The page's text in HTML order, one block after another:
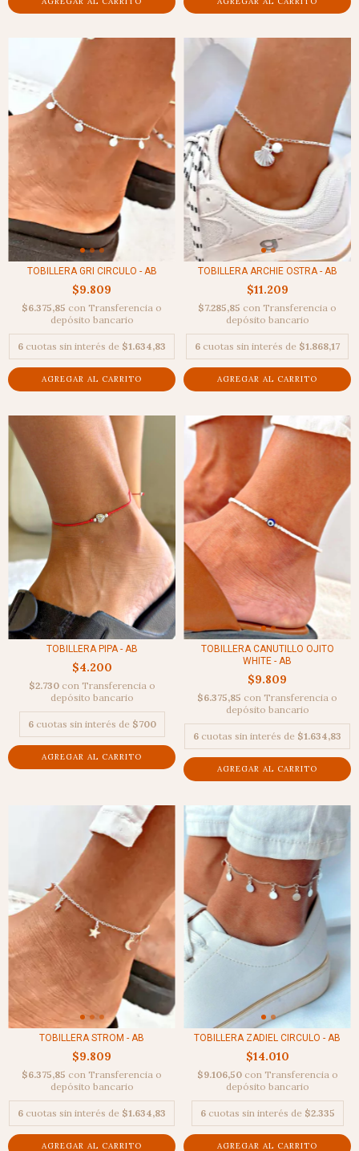
TOBILLERA GRI CIRCULO - AB
$9.809
$6.375,85 con Transferencia o
depósito bancario
6 cuotas sin interés de $1.634,83
TOBILLERA ARCHIE OSTRA - AB
$11.209
$7.285,85 con Transferencia o
depósito bancario
6 cuotas sin interés de $1.868,17
TOBILLERA PIPA - AB
$4.200
$2.730 con Transferencia o
depósito bancario
6 cuotas sin interés de $700
TOBILLERA CANUTILLO OJITO
WHITE - AB
$9.809
$6.375,85 con Transferencia o
depósito bancario
6 cuotas sin interés de $1.634,83
TOBILLERA STROM - AB
$9.809
$6.375,85 con Transferencia o
depósito bancario
6 cuotas sin interés de $1.634,83
TOBILLERA ZADIEL CIRCULO - AB
$14.010
$9.106,50 con Transferencia o
depósito bancario
6 cuotas sin interés de $2.335